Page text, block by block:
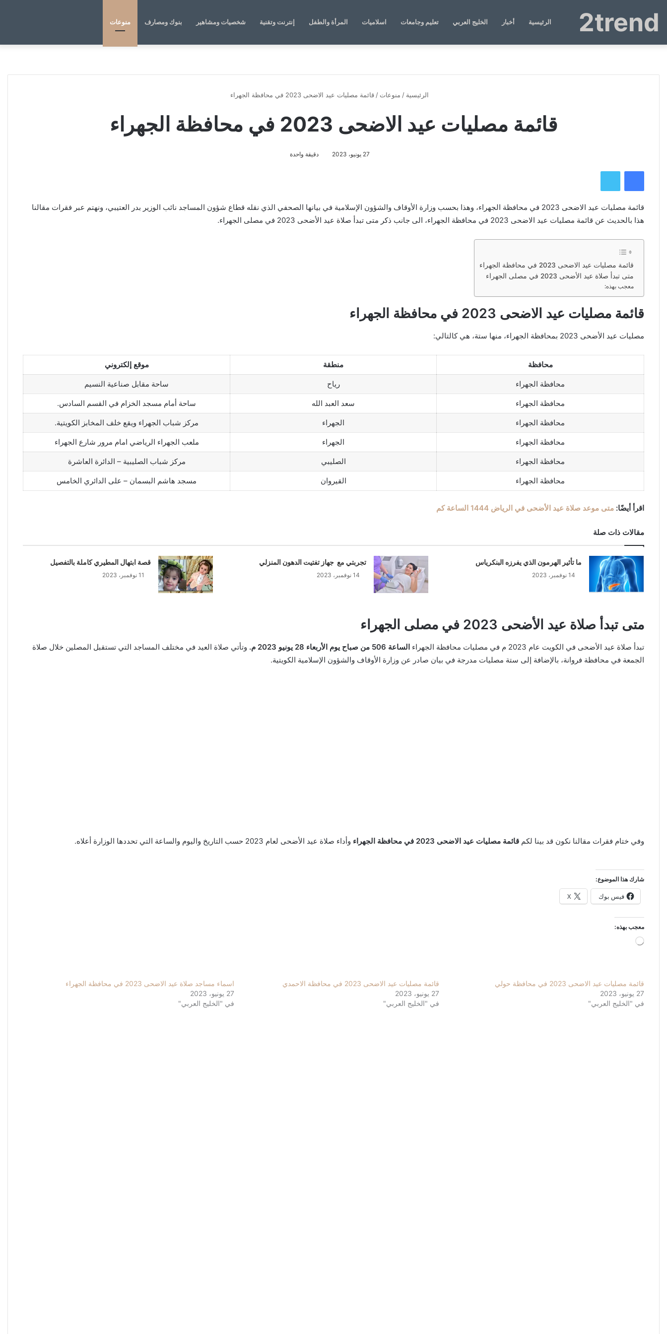
2trend الرئيسية أخبار الخليج العربي تعليم وجامعات اسلاميات المرأة والطفل إنترنت وتقنية شخصيات ومشاهير بنوك ومصارف منوعات
الرئيسية / منوعات / قائمة مصليات عيد الاضحى 2023 في محافظة الجهراء
قائمة مصليات عيد الاضحى 2023 في محافظة الجهراء
27 يونيو، 2023 دقيقة واحدة
فيسبوك تويتر
قائمة مصليات عيد الاضحى 2023 في محافظة الجهراء، وهذا
بحسب وزارة الأوقاف والشؤون الإسلامية في بيانها الصحفي الذي نقله قطاع شؤون المساجد نائب الوزير بدر العتيبي، ونهتم عبر فقرات مقالنا
هذا بالحديث عن قائمة مصليات عيد الاضحى 2023 في محافظة الجهراء، الى جانب ذكر متى تبدأ صلاة عيد الأضحى 2023 في مصلى الجهراء.
قائمة مصليات عيد الاضحى 2023 في محافظة الجهراء
متى تبدأ صلاة عيد الأضحى 2023 في مصلى الجهراء
معجب بهذه:
قائمة مصليات عيد الاضحى 2023 في محافظة الجهراء
مصليات عيد الأضحى 2023 بمحافظة الجهراء، منها ستة، هي كالتالي:
محافظة منطقة موقع إلكتروني
محافظة الجهراء رياح ساحة مقابل صناعية النسيم
محافظة الجهراء سعد العبد الله ساحة أمام مسجد الخزام في القسم السادس.
محافظة الجهراء الجهراء مركز شباب الجهراء ويقع خلف المخابز الكويتية.
محافظة الجهراء الجهراء ملعب الجهراء الرياضي امام مرور شارع الجهراء
محافظة الجهراء الصليبي مركز شباب الصليبية – الدائرة العاشرة
محافظة الجهراء القيروان مسجد هاشم البسمان – على الدائري الخامس
اقرأ أيضًا: متى موعد صلاة عيد الأضحى في الرياض 1444 الساعة كم
مقالات ذات صلة
ما تأثير الهرمون الذي يفرزه البنكرياس
14 نوفمبر، 2023
تجربتي مع جهاز تفتيت الدهون المنزلي
14 نوفمبر، 2023
قصة ابتهال المطيري كاملة بالتفصيل
11 نوفمبر، 2023
متى تبدأ صلاة عيد الأضحى 2023 في مصلى الجهراء
تبدأ صلاة عيد الأضحى في الكويت عام 2023 م في مصليات محافظة الجهراء الساعة 506 من صباح يوم الأربعاء 28 يونيو 2023 م.
وتأتي صلاة العيد في مختلف المساجد التي تستقبل المصلين خلال صلاة
الجمعة في محافظة فروانة، بالإضافة إلى ستة مصليات مدرجة في بيان صادر عن وزارة الأوقاف والشؤون الإسلامية الكويتية.
وفي ختام فقرات مقالنا نكون قد بينا لكم قائمة مصليات عيد الاضحى 2023 في محافظة الجهراء وأداء صلاة عيد الأضحى لعام 2023 حسب التاريخ واليوم والساعة التي تحددها الوزارة أعلاه.
شارك هذا الموضوع:
فيس بوك X
معجب بهذه:
جاري
قائمة مصليات عيد الاضحى 2023 في محافظة حولي
27 يونيو، 2023
في "الخليج العربي"
قائمة مصليات عيد الاضحى 2023 في محافظة الاحمدي
27 يونيو، 2023
في "الخليج العربي"
اسماء مساجد صلاة عيد الاضحى 2023 في محافظة الجهراء
27 يونيو، 2023
في "الخليج العربي"